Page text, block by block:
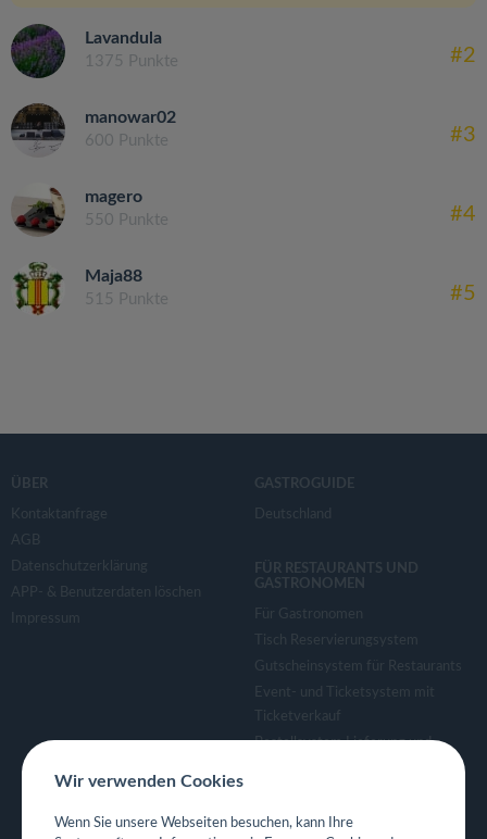
Lavandula
1375 Punkte #2
manowar02
600 Punkte #3
magero
550 Punkte #4
Maja88
515 Punkte #5
ÜBER
Kontaktanfrage
AGB
Datenschutzerklärung
APP- & Benutzerdaten löschen
Impressum
GASTROGUIDE
Deutschland
FÜR RESTAURANTS UND
GASTRONOMEN
Für Gastronomen
Tisch Reservierungsystem
Gutscheinsystem für Restaurants
Event- und Ticketsystem mit
Ticketverkauf
Bestellsystem Lieferung und
Eigene App für Restaurant
Wir verwenden Cookies
Wenn Sie unsere Webseiten besuchen, kann Ihre